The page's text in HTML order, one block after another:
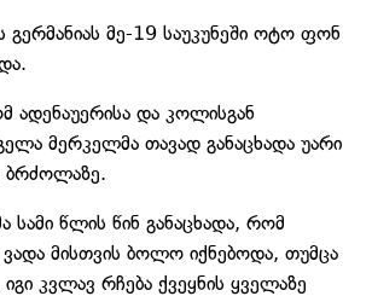
გერმანიას მე-19 საუკუნეში ოტო ფონ
ადენაუერისა და კოლისგან
მერკელმა თავად განაცხადა უარი
ბრძოლაზე.
სამი წლის წინ განაცხადა, რომ
მისთვის ბოლო იქნებოდა, თუმცა
იგი კვლავ რჩება ქვეყნის ყველაზე